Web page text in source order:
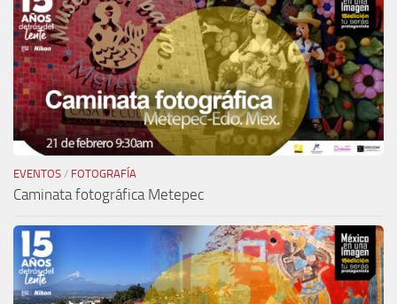
EVENTOS / FOTOGRAFÍA
Caminata fotográfica Metepec